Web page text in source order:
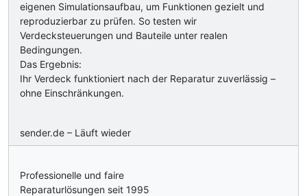
eigenen Simulationsaufbau, um Funktionen gezielt und
reproduzierbar zu prüfen. So testen wir
Verdecksteuerungen und Bauteile unter realen
Bedingungen.
Das Ergebnis:
Ihr Verdeck funktioniert nach der Reparatur zuverlässig –
ohne Einschränkungen.
sender.de – Läuft wieder
Professionelle und faire
Reparaturlösungen seit 1995